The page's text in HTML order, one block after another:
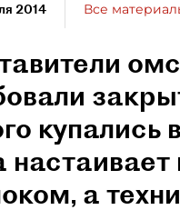
2014
Все
а